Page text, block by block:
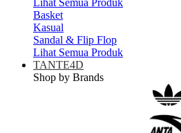
Basket
Kasual
Sandal & Flip Flop
Lihat Semua Produk
TANTE4D
Shop by Brands